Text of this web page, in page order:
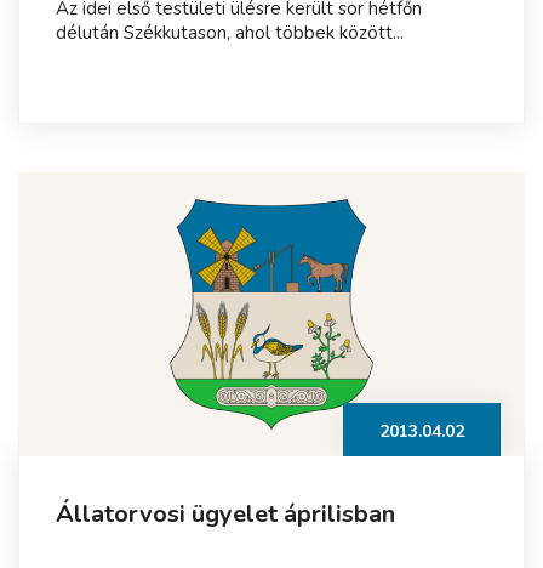
Az idei első testületi ülésre került sor hétfőn
délután Székkutason, ahol többek között...
2013.04.02
Állatorvosi ügyelet áprilisban